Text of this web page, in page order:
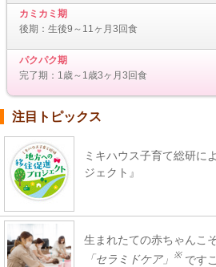
カミカミ期
後期：生後9～11ヶ月3回食
パクパク期
完了期：1歳～1歳3ヶ月3回食
注目トピックス
ミキハウス子育て総研に
ジェクト』
生まれたての赤ちゃんこ
「セラミドケア」
※ です